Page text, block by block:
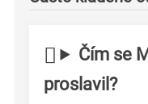
Čím se
proslavil?